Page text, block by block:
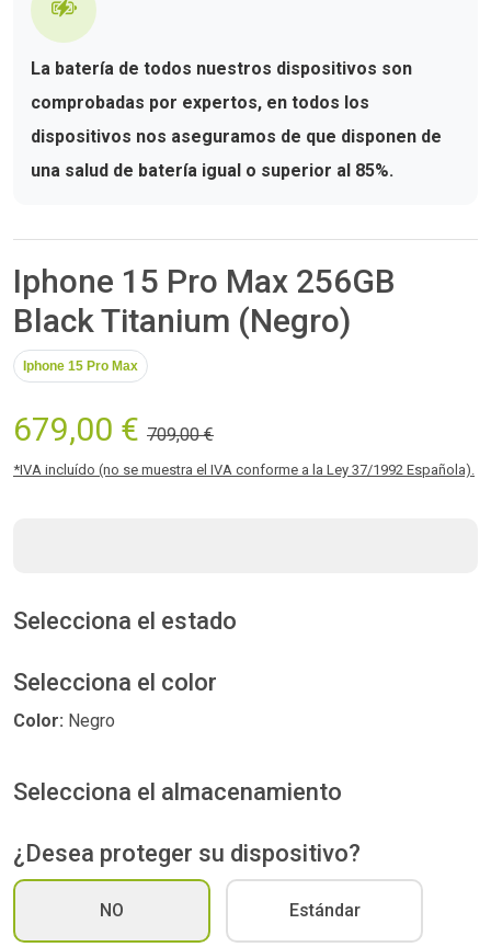
La batería de todos nuestros dispositivos son
comprobadas por expertos, en todos los
dispositivos nos aseguramos de que disponen de
una salud de batería igual o superior al 85%.
Iphone 15 Pro Max 256GB
Black Titanium (Negro)
Iphone 15 Pro Max
679,00 € 709,00 €
*IVA incluído (no se muestra el IVA conforme a la Ley 37/1992 Española).
Selecciona el estado
Selecciona el color
Color: Negro
Selecciona el almacenamiento
¿Desea proteger su dispositivo?
NO Estándar